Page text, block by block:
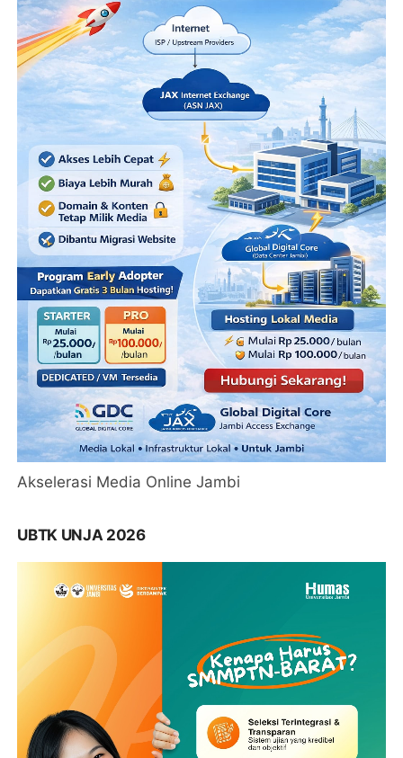
Akselerasi Media Online Jambi
UBTK UNJA 2026